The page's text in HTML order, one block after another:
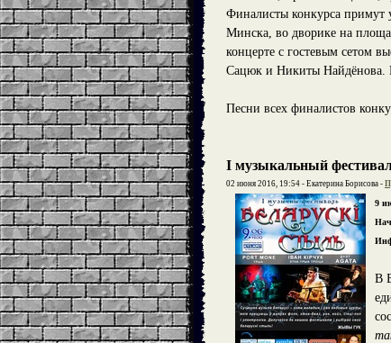
Финалисты конкурса примут
Минска, во дворике на
концерте с гостевым сетом
Сацюк и Никиты Найдёнова.
Песни всех финалистов
І музыкальный
02 июня 2016, 19:54 - Екатерина Борисова -
9
В